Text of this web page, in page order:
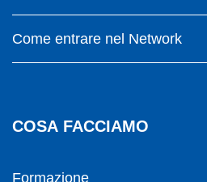
Come entrare nel Network
COSA FACCIAMO
Formazione